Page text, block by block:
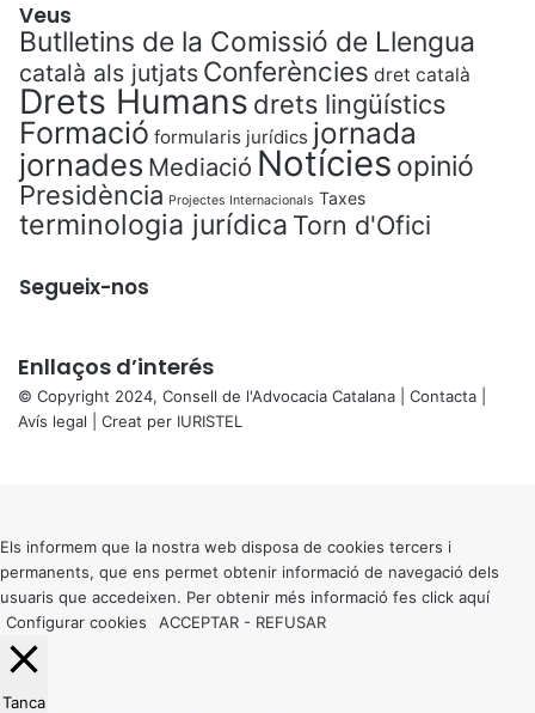
Veus
Butlletins de la Comissió de Llengua
català als jutjats Conferències dret català
Drets Humans drets lingüístics
Formació formularis jurídics jornada
jornades Mediació Notícies opinió
Presidència Projectes Internacionals Taxes
terminologia jurídica Torn d'Ofici
Segueix-nos
Enllaços d’interés
© Copyright 2024, Consell de l'Advocacia Catalana | Contacta
Avís legal | Creat per IURISTEL
button
Els informem que la nostra web disposa de cookies tercers i
permanents, que ens permet obtenir informació de navegació dels
usuaris que accedeixen. Per obtenir més informació fes click aquí
Configurar cookies
ACCEPTAR - REFUSAR
Tanca